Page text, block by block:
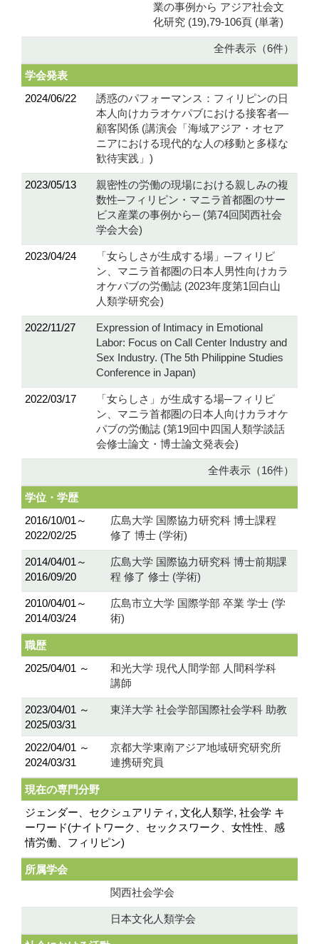
業の事例から アジア社会文
化研究 (19),79-106頁 (単著)
全件表示（6件）
学会発表
2024/06/22
誘惑のパフォーマンス：フィリピンの日
本人向けカラオケパブにおける接客者―
顧客関係 (講演会「海域アジア・オセア
ニアにおける現代的な人の移動と多様な
歓待実践」)
2023/05/13
親密性の労働の現場における親しみの複
数性─フィリピン・マニラ首都圏のサー
ビス産業の事例から─ (第74回関西社会
学会大会)
2023/04/24
「女らしさが生成する場」─フィリピ
ン、マニラ首都圏の日本人男性向けカラ
オケパブの労働誌 (2023年度第1回白山
人類学研究会)
2022/11/27
Expression of Intimacy in Emotional
Labor: Focus on Call Center Industry and
Sex Industry. (The 5th Philippine Studies
Conference in Japan)
2022/03/17
「女らしさ」が生成する場─フィリピ
ン、マニラ首都圏の日本人向けカラオケ
パブの労働誌 (第19回中四国人類学談話
会修士論文・博士論文発表会)
全件表示（16件）
学位・学歴
2016/10/01～
2022/02/25
広島大学 国際協力研究科 博士課程
修了 博士 (学術)
2014/04/01～
2016/09/20
広島大学 国際協力研究科 博士前期課
程 修了 修士 (学術)
2010/04/01～
2014/03/24
広島市立大学 国際学部 卒業 学士 (学
術)
職歴
2025/04/01 ～
和光大学 現代人間学部 人間科学科
講師
2023/04/01 ～
2025/03/31
東洋大学 社会学部国際社会学科 助教
2022/04/01 ～
2024/03/31
京都大学東南アジア地域研究研究所
連携研究員
現在の専門分野
ジェンダー、セクシュアリティ, 文化人類学, 社会学 キ
ーワード(ナイトワーク、セックスワーク、女性性、感
情労働、フィリピン)
所属学会
関西社会学会
日本文化人類学会